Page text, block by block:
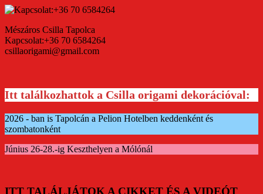
Mészáros Csilla Tapolca
Kapcsolat:+36 70 6584264
csillaorigami@gmail.com
Itt találkozhattok a Csilla origami dekorációval:
2026 - ban is Tapolcán a Pelion Hotelben keddenként és
szombatonként
Június 26-28.-ig Keszthelyen a Mólónál